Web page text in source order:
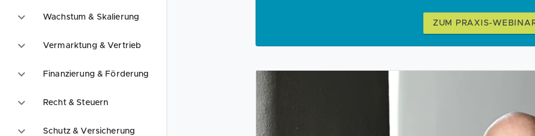
Wachstum & Skalierung
Vermarktung & Vertrieb
Finanzierung & Förderung
Recht & Steuern
Schutz & Versicherung
ZUM PRAXIS-